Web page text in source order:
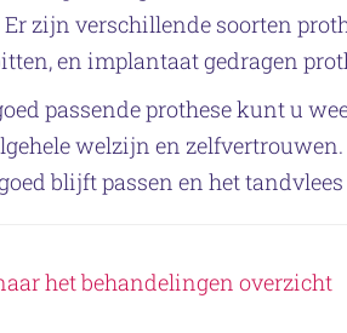
zijn verschillende soorten
en implantaat gedragen
passende prothese kunt u
welzijn en
blijft passen en het
het behandelingen overzicht